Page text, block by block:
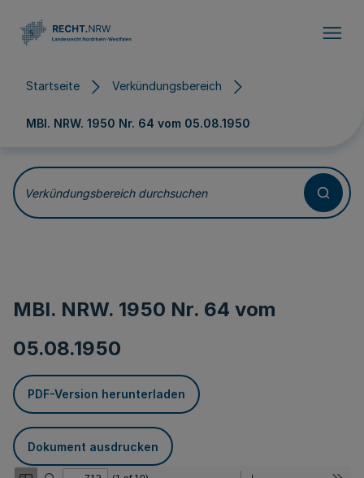
Startseite Verkündungsbereich
MBl. NRW. 1950 Nr. 64 vom 05.08.1950
Verkündungsbereich durchsuchen
MBl. NRW. 1950 Nr. 64 vom
05.08.1950
PDF-Version herunterladen
Dokument ausdrucken